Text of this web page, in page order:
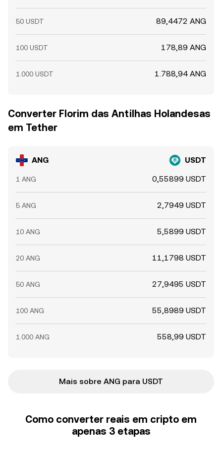
50 USDT 89,4472 ANG
100 USDT 178,89 ANG
1.000 USDT 1.788,94 ANG
Converter Florim das Antilhas Holandesas
em Tether
ANG USDT
1 ANG 0,55899 USDT
5 ANG 2,7949 USDT
10 ANG 5,5899 USDT
20 ANG 11,1798 USDT
50 ANG 27,9495 USDT
100 ANG 55,8989 USDT
1.000 ANG 558,99 USDT
Mais sobre ANG para USDT
Como converter reais em cripto em
apenas 3 etapas